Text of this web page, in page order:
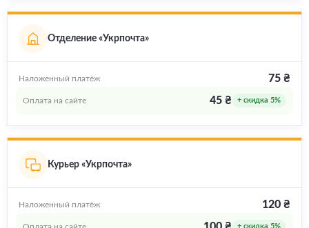
Отделение «Укрпочта»
Наложенный платёж 75 ₴
Оплата на сайте 45 ₴ + скидка 5%
Курьер «Укрпочта»
Наложенный платёж 120 ₴
+ скидка 5%